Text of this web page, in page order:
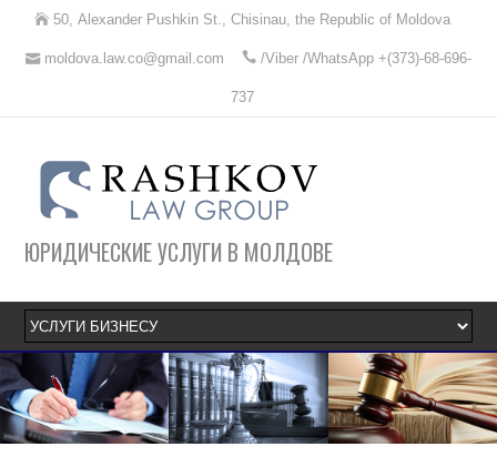
50, Alexander Pushkin St., Chisinau, the Republic of Moldova
moldova.law.co@gmail.com /Viber /WhatsApp +(373)-68-696-
737
ЮРИДИЧЕСКИЕ УСЛУГИ В МОЛДОВЕ